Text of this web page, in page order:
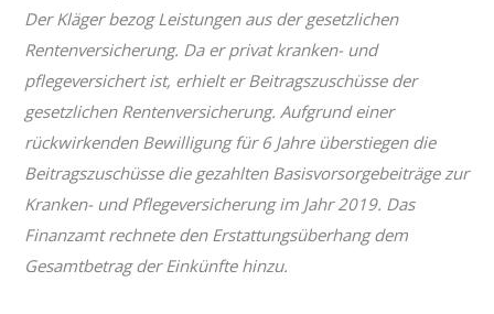
Der Kläger bezog Leistungen aus der gesetzlichen
Rentenversicherung. Da er privat kranken- und
pflegeversichert ist, erhielt er Beitragszuschüsse der
gesetzlichen Rentenversicherung. Aufgrund einer
rückwirkenden Bewilligung für 6 Jahre überstiegen die
Beitragszuschüsse die gezahlten Basisvorsorgebeiträge zur
Kranken- und Pflegeversicherung im Jahr 2019. Das
Finanzamt rechnete den Erstattungsüberhang dem
Gesamtbetrag der Einkünfte hinzu.